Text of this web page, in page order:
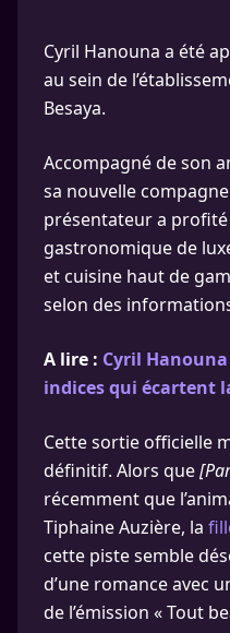
Cyril Hanouna a été
au sein de
Besaya.
Accompagné de son
sa nouvelle
présentateur a profité
gastronomique de
et cuisine haut de
selon des
A lire : Cyril
indices qui écartent
Cette sortie officielle
définitif. Alors que
récemment que
Tiphaine Auzière, la
cette piste semble
d’une romance avec
de l’émission « Tout